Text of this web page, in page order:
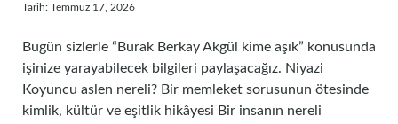
Tarih: Temmuz 17, 2026
Bugün sizlerle “Burak Berkay Akgül kime aşık” konusunda
işinize yarayabilecek bilgileri paylaşacağız. Niyazi
Koyuncu aslen nereli? Bir memleket sorusunun ötesinde
kimlik, kültür ve eşitlik hikâyesi Bir insanın nereli